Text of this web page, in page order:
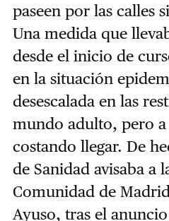
paseen por las calles
Una medida que
desde el inicio de
en la situación
desescalada en las
mundo adulto, pero a
costando llegar. De
de Sanidad avisaba a
Comunidad de
Ayuso, tras el